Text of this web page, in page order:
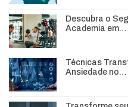
Descubra o
Academia em…
Técnicas
Ansiedade no…